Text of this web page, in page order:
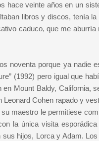
hace veinte años en un
libros y discos, tenía
caduco, que me
noventa porque ya nadie
(1992) pero igual que
Mount Baldy, California,
Cohen rapado y
maestro le permitiese
la única visita
hijos, Lorca y Adam.